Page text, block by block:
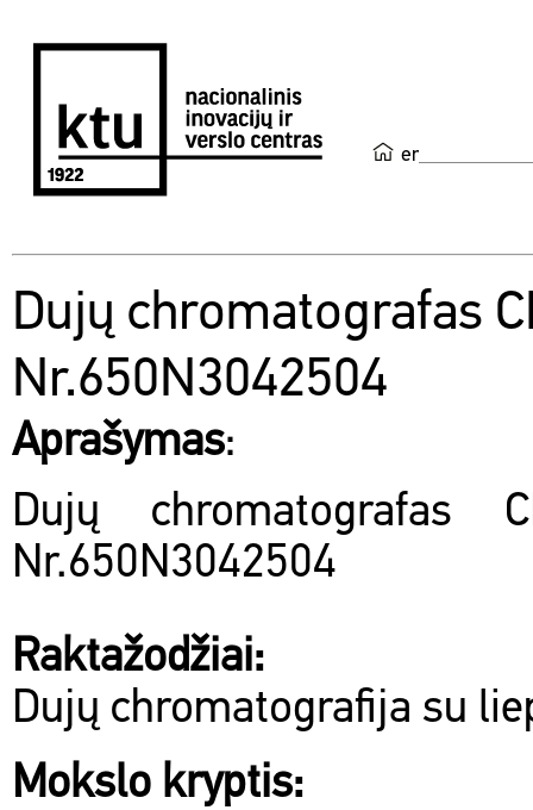
en
Dujų chromatografas
Nr.650N3042504
Aprašymas:
Dujų chromatografas
Nr.650N3042504
Raktažodžiai:
Dujų chromatografija su
Mokslo kryptis: